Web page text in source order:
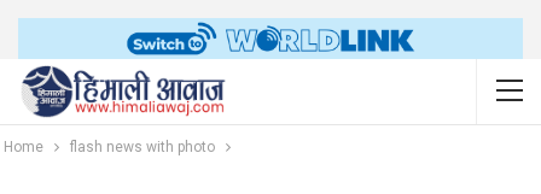
Home flash news with photo